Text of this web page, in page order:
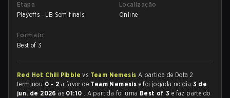
Etapa
Playoffs - LB Semifinals
Localização
Online
Formato
Best of 3
Red Hot Chili Pibblevs Team Nemesis A partida de Dota 2
terminou 0 - 2 a favor de Team Nemesis e foi jogada no dia 3 de
jun. de 2026às 01:10 . A partida foi uma Best of 3 e faz parte do